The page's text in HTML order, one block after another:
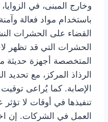
وخارج المبنى، في
باستخدام مواد فعالة
القضاء على الحشرات
الحشرات التي قد تظهر
المتخصصة أجهزة حديثة
الرذاذ المركز، مع
الإصابة. كما يُراعى
تنفيذها في أوقات لا
العمل في الشركات. إن